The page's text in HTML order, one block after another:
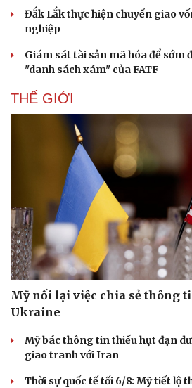
Đắk Lắk thực hiện chuyển giao
nghiệp
Giám sát tài sản mã hóa để sớm
"danh sách xám" của FATF
THẾ GIỚI
Mỹ nối lại việc chia sẻ thông
Ukraine
Mỹ bác thông tin thiếu hụt đạn
giao tranh với Iran
Thời sự quốc tế tối 6/8: Mỹ tiết lộ